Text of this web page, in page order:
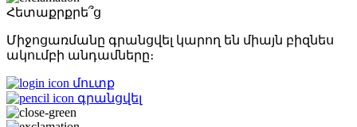
Հետաքրքրե՞ց
Միջոցառմանը գրանցվել կարող են միայն բիզնես
ակումբի անդամները։
մուտք
գրանցվել